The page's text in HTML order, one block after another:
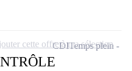
CDITemps plein
cette offre à ma sélection